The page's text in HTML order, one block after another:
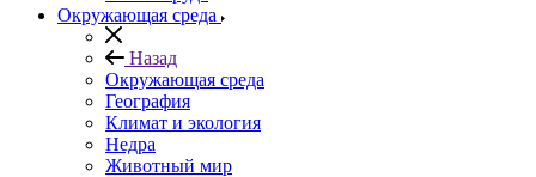
Окружающая среда
Назад
Окружающая среда
География
Климат и экология
Недра
Животный мир